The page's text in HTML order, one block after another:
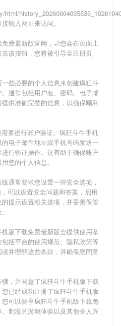
html/
输入网址来访问。
费最新版官网，🌙您会在页面上
该按钮，您将被引导至注册页
些必要的个人信息来创建疯狂斗
。通常包括用户名、密码、电子邮
供准确完整的信息，以确保顺利
要进行账户验证。 疯狂斗牛手机
电子邮件地址或手机号码发送一
行验证操作。这有助于确保账户
您的个人信息。
通常要求您设置一些安全选项，
可以设置安全问题和答案，启用
提示设置相关选项，并妥善保管
版下载免费最新版会提供使用条
括平台的使用规范、隐私政策等
并理解这些条款，并确保您同意
，并同意了疯狂斗牛手机版下载
已经成功注册了疯狂斗牛手机版
可以畅享疯狂斗牛手机版下载免
刺激的游戏体验以及其他令人兴